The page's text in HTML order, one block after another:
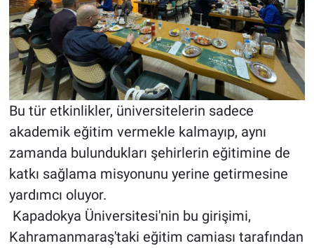
Bu tür etkinlikler, üniversitelerin sadece
akademik eğitim vermekle kalmayıp, aynı
zamanda bulundukları şehirlerin eğitimine de
katkı sağlama misyonunu yerine getirmesine
yardımcı oluyor.
Kapadokya Üniversitesi'nin bu girişimi,
Kahramanmaraş'taki eğitim camiası tarafından